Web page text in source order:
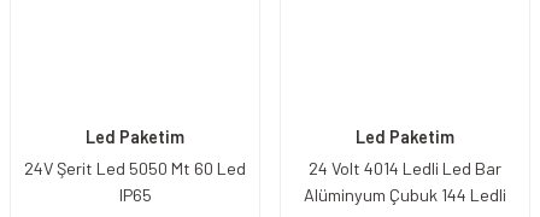
Led Paketim
24V Şerit Led 5050 Mt 60 Led
IP65
Led Paketim
24 Volt 4014 Ledli Led Bar
Alüminyum Çubuk 144 Ledli